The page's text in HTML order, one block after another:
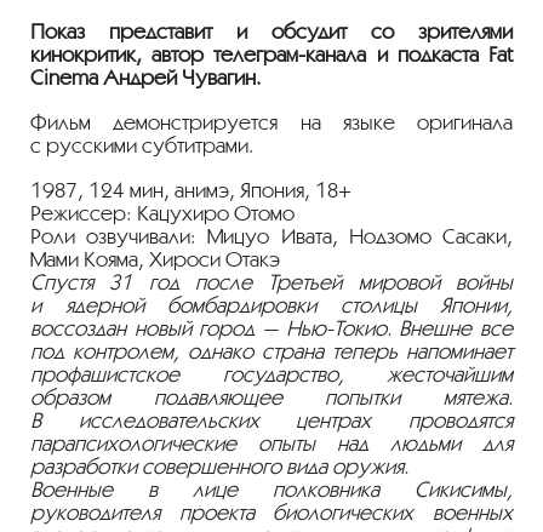
Показ представит и обсудит со зрителями
кинокритик, автортелеграм-канала и подкаста Fat
Cinema Андрей Чувагин.
Фильм демонстрируется на языке оригинала
с русскими субтитрами.
1987, 124 мин, анимэ, Япония, 18+
Режиссер: Кацухиро Отомо
Роли озвучивали: Мицуо Ивата, Нодзомо Сасаки,
Мами Кояма, Хироси Отакэ
Спустя 31 год после Третьей мировой войны
и ядерной бомбардировки столицы Японии,
воссоздан новый город — Нью-Токио. Внешне все
под контролем, однако страна теперь напоминает
профашистское государство, жесточайшим
образом подавляющее попытки мятежа.
В исследовательских центрах проводятся
парапсихологические опыты над людьми для
разработки совершенного вида оружия.
Военные в лице полковника Сикисимы,
руководителя проекта биологических военных